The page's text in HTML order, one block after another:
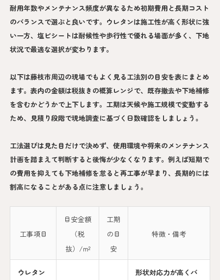
耐用年数やメンテナンス頻度が異なるため初期費用と長期コスト
のバランスで選ぶと良いです。ウレタンは施工性が高く形状に強
い一方、塩ビシートは耐候性や歩行性で優れる場面が多く、下地
状況で最適な選択が変わります。
以下は藤枝市周辺の現場でもよく見る工法別の目安を表にまとめ
ます。表内の金額は税抜きの概算レンジで、既存撤去や下地補修
を含むかどうかで上下します。工期は天候や施工規模で変動する
ため、見積り段階で現地調査に基づく日数確認をしましょう。
工法選びは見た目だけで決めず、使用環境や将来のメンテナンス
計画を踏まえて判断すると後悔が少なくなります。例えば短期で
の費用を抑えても下地補修を怠ると再工事が早まり、長期的には
割高になることがある点に注意しましょう。
工事項目
目安金額
（税
抜）/m²
工期
の目
安
特徴・備考
ウレタン
形状対応力が高くバ